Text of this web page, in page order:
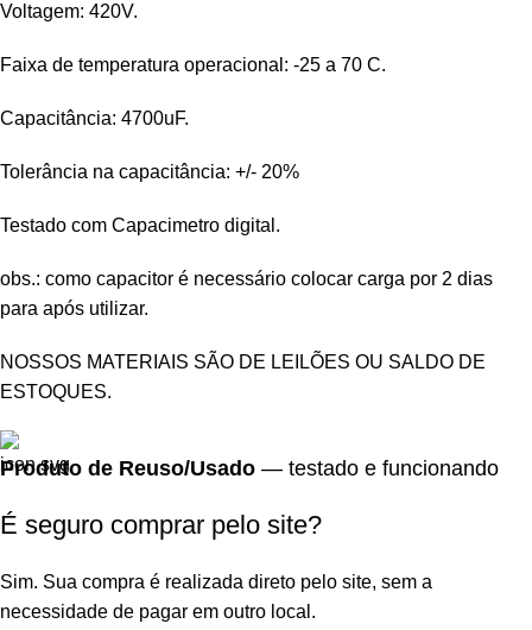
Voltagem: 420V.
Faixa de temperatura operacional: -25 a 70 C.
Capacitância: 4700uF.
Tolerância na capacitância: +/- 20%
Testado com Capacimetro digital.
obs.: como capacitor é necessário colocar carga por 2 dias
para após utilizar.
NOSSOS MATERIAIS SÃO DE LEILÕES OU SALDO DE
ESTOQUES.
Produto de Reuso/Usado — testado e funcionando
É seguro comprar pelo site?
Sim. Sua compra é realizada direto pelo site, sem a
necessidade de pagar em outro local.